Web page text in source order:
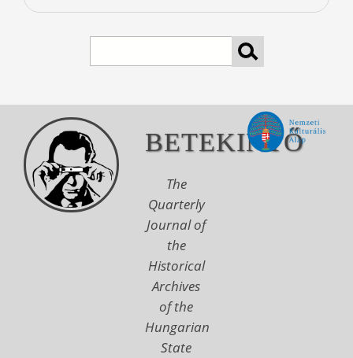
BETEKINTŐ
The
Quarterly
Journal of
the
Historical
Archives
of the
Hungarian
State